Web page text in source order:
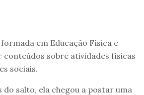
em Educação Física e
conteúdos sobre atividades físicas
sociais.
do salto, ela chegou a postar uma